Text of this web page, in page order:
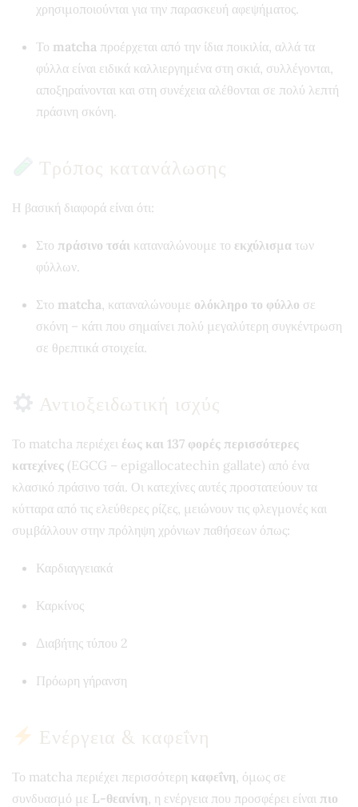
χρησιμοποιούνται για την παρασκευή αφεψήματος.
Το matcha προέρχεται από την ίδια ποικιλία, αλλά τα
φύλλα είναι ειδικά καλλιεργημένα στη σκιά, συλλέγονται,
αποξηραίνονται και στη συνέχεια αλέθονται σε πολύ λεπτή
πράσινη σκόνη.
Τρόπος κατανάλωσης
Η βασική διαφορά είναι ότι:
Στο πράσινο τσάι καταναλώνουμε το εκχύλισμα των
φύλλων.
Στο matcha, καταναλώνουμε ολόκληρο το φύλλο σε
σκόνη – κάτι που σημαίνει πολύ μεγαλύτερη συγκέντρωση
σε θρεπτικά στοιχεία.
Αντιοξειδωτική ισχύς
Το matcha περιέχει έως και 137 φορές περισσότερες
κατεχίνες (EGCG – epigallocatechin gallate) από ένα
κλασικό πράσινο τσάι. Οι κατεχίνες αυτές προστατεύουν τα
κύτταρα από τις ελεύθερες ρίζες, μειώνουν τις φλεγμονές και
συμβάλλουν στην πρόληψη χρόνιων παθήσεων όπως:
Καρδιαγγειακά
Καρκίνος
Διαβήτης τύπου 2
Πρόωρη γήρανση
Ενέργεια & καφεΐνη
Το matcha περιέχει περισσότερη καφεΐνη, όμως σε
συνδυασμό με L-θεανίνη, η ενέργεια που προσφέρει είναι πιο